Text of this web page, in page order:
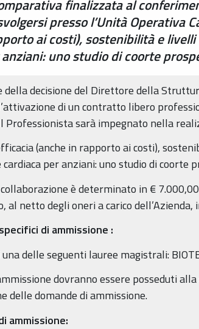
finalizzata al
presso l’Unità Operativa
ai costi), sostenibilità e
uno studio di coorte
della decisione del Direttore della
di un contratto libero
Professionista sarà impegnato nella
(anche in rapporto ai costi),
per anziani: uno studio di coorte
è determinato in €
al netto degli oneri a carico
di ammissione :
delle seguenti lauree magistrali:
dovranno essere posseduti
delle domande di ammissione.
ammissione: